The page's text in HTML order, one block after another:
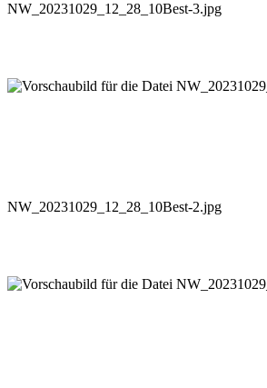
NW_20231029_12_28_10Best-3.jpg
NW_20231029_12_28_10Best-2.jpg